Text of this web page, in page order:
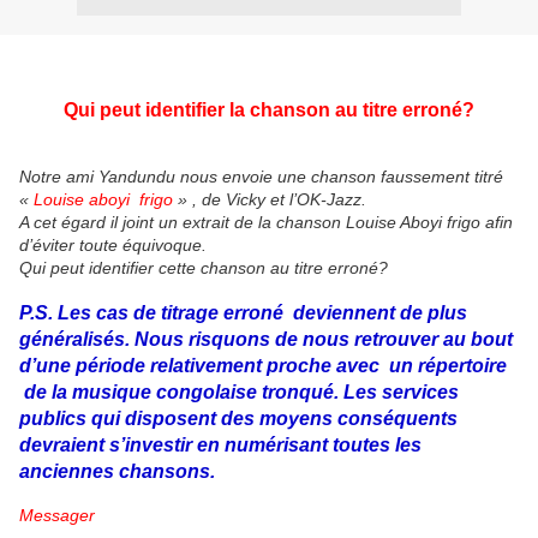
Qui peut identifier la chanson au titre erroné?
Notre ami Yandundu nous envoie une chanson faussement titré
« Louise aboyi frigo » , de Vicky et l’OK-Jazz.
A cet égard il joint un extrait de la chanson Louise Aboyi frigo afin
d’éviter toute équivoque.
Qui peut identifier cette chanson au titre erroné?
P.S. Les cas de titrage erroné deviennent de plus
généralisés. Nous risquons de nous retrouver au bout
d’une période relativement proche avec un répertoire
de la musique congolaise tronqué. Les services
publics qui disposent des moyens conséquents
devraient s’investir en numérisant toutes les
anciennes chansons.
Messager